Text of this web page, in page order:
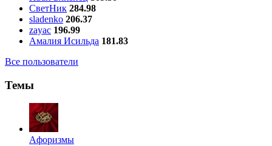
СветНик 284.98
sladenko 206.37
zayac 196.99
Амалия Исильда 181.83
Все пользователи
Темы
Aфоризмы